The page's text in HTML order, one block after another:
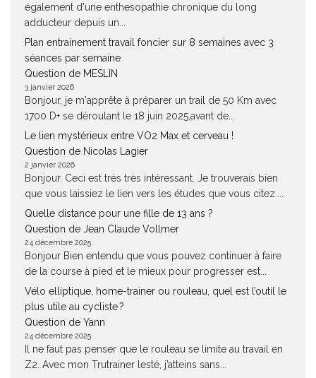
également d'une enthesopathie chronique du long
adducteur depuis un...
Plan entrainement travail foncier sur 8 semaines avec 3
séances par semaine
Question de MESLIN
3 janvier 2026
Bonjour, je m'apprête à préparer un trail de 50 Km avec
1700 D+ se déroulant le 18 juin 2025,avant de...
Le lien mystérieux entre VO2 Max et cerveau !
Question de Nicolas Lagier
2 janvier 2026
Bonjour. Ceci est très très intéressant. Je trouverais bien
que vous laissiez le lien vers les études que vous citez....
Quelle distance pour une fille de 13 ans ?
Question de Jean Claude Vollmer
24 décembre 2025
Bonjour Bien entendu que vous pouvez continuer à faire
de la course à pied et le mieux pour progresser est...
Vélo elliptique, home-trainer ou rouleau, quel est l’outil le
plus utile au cycliste ?
Question de Yann
24 décembre 2025
Il ne faut pas penser que le rouleau se limite au travail en
Z2. Avec mon Trutrainer lesté, j’atteins sans...